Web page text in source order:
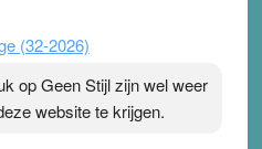
hun hartslag te verlagen
Daarop heeft zo’n
zijn. Door…Lees meer
›[...]
(32-2026)
op Geen Stijl zijn wel weer
website te krijgen.